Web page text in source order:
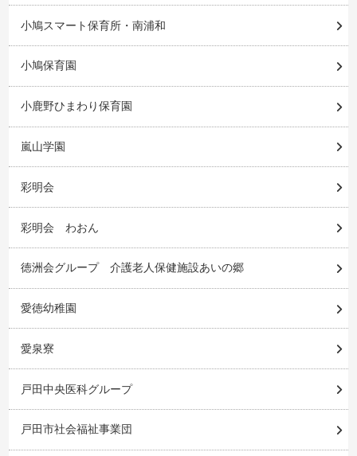
小鳩スマート保育所・南浦和
小鳩保育園
小鹿野ひまわり保育園
嵐山学園
彩明会
彩明会 わおん
徳洲会グループ 介護老人保健施設あいの郷
愛徳幼稚園
愛泉寮
戸田中央医科グループ
戸田市社会福祉事業団